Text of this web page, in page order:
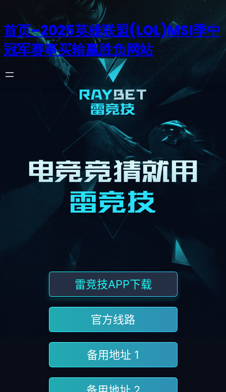
首页–2025英雄联盟(LOL)MSI季中
冠军赛事买输赢胜负网站